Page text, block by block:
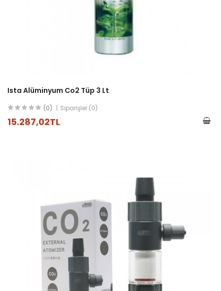
Ista Alüminyum Co2 Tüp 3 Lt
(0) Siparişler (0)
15.287,02TL